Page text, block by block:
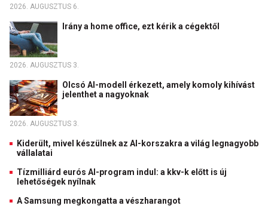
2026. AUGUSZTUS 6.
Irány a home office, ezt kérik a cégektől
2026. AUGUSZTUS 3.
Olcsó AI-modell érkezett, amely komoly kihívást
jelenthet a nagyoknak
2026. AUGUSZTUS 3.
Kiderült, mivel készülnek az AI-korszakra a világ legnagyobb
vállalatai
Tízmilliárd eurós AI-program indul: a kkv-k előtt is új
lehetőségek nyílnak
A Samsung megkongatta a vészharangot